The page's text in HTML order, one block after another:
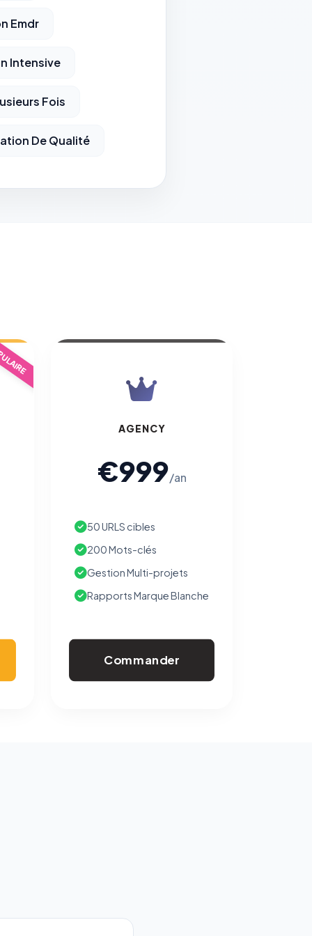
Emdr
Intensive
Fois
De Qualité
AGENCY
€999/an
50 URLS cibles
200 Mots-clés
Gestion Multi-projets
Rapports Marque Blanche
Commander